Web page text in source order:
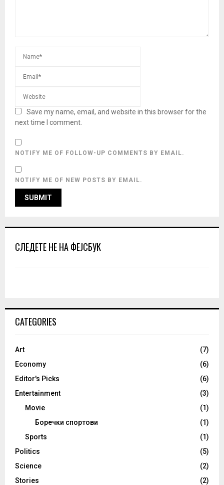
Save my name, email, and website in this browser for the
next time I comment.
NOTIFY ME OF FOLLOW-UP COMMENTS BY EMAIL.
NOTIFY ME OF NEW POSTS BY EMAIL.
СЛЕДЕТЕ НЕ НА ФЕЈСБУК
CATEGORIES
Art
(7)
Economy
(6)
Editor's Picks
(6)
Entertainment
(3)
Movie
(1)
Боречки спортови
(1)
Sports
(1)
Politics
(5)
Science
(2)
Stories
(2)